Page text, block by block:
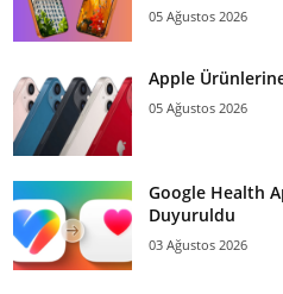
05 Ağustos 2026
Apple
05 Ağustos 2026
Google Health
Duyuruldu
03 Ağustos 2026